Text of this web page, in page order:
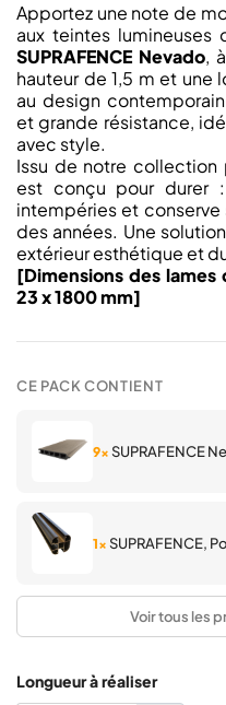
Apportez une note de
aux teintes lumineuses
SUPRAFENCE Nevado,
hauteur de 1,5 m et une
au design
et grande résistance,
avec style.
Issu de notre collection
est conçu pour durer
intempéries et conserve
des années. Une
extérieur esthétique et
[Dimensions des
23 x 1800 mm]
CE PACK CONTIENT
9×SUPRAFENCE
1×SUPRAFENCE,
SUPRAFENCE,
Voir tous les
Longueur à réaliser